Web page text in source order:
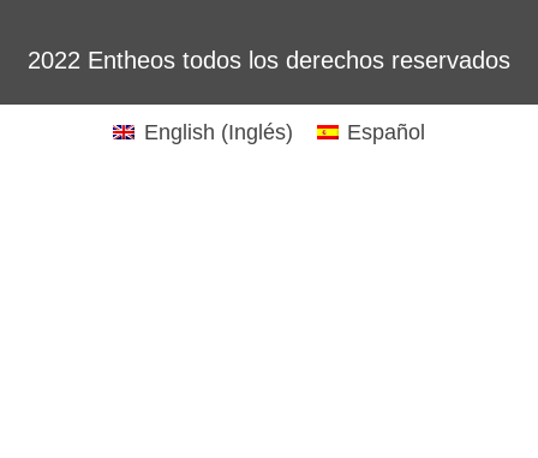
2022 Entheos todos los derechos reservados
English (Inglés) Español